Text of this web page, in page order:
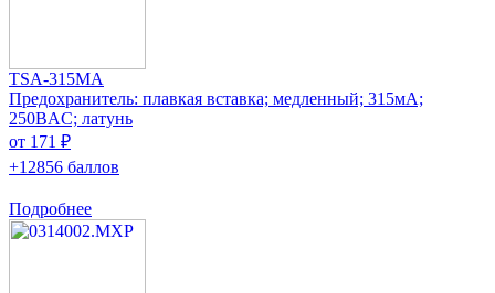
TSA-315MA
Предохранитель: плавкая вставка; медленный; 315мА;
250ВAC; латунь
от 171 ₽
+12856 баллов
Подробнее